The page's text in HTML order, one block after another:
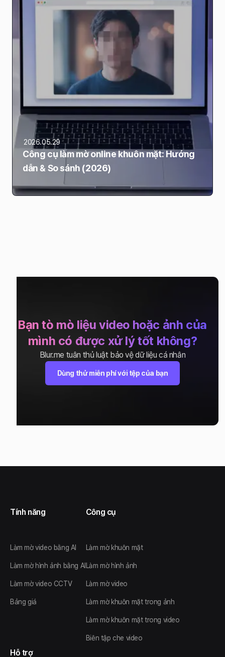
2026.05.29
Công cụ làm mờ online khuôn mặt: Hướng
dẫn & So sánh (2026)
Bạn tò mò liệu video hoặc ảnh của
mình có được xử lý tốt không?
Blur.me tuân thủ luật bảo vệ dữ liệu cá nhân
Dùng thử miễn phí với tệp của bạn
Tính năng
Làm mờ video bằng AI
Làm mờ hình ảnh bằng AI
Làm mờ video CCTV
Bảng giá
Công cụ
Làm mờ khuôn mặt
Làm mờ hình ảnh
Làm mờ video
Làm mờ khuôn mặt trong ảnh
Làm mờ khuôn mặt trong video
Biên tập che video
Hỗ trợ